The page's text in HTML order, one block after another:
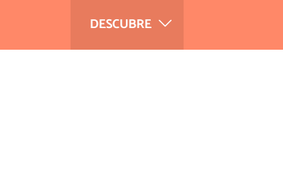
DESCUBRE